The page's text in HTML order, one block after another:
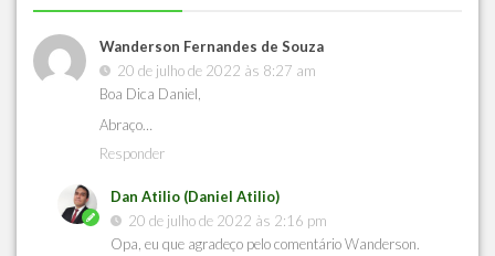
Wanderson Fernandes de Souza
20 de julho de 2022 às 8:27 am
Boa Dica Daniel,
Abraço…
Responder
Dan Atilio (Daniel Atilio)
20 de julho de 2022 às 2:16 pm
Opa, eu que agradeço pelo comentário Wanderson.